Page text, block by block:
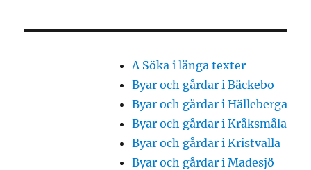
A Söka i långa texter
Byar och gårdar i Bäckebo
Byar och gårdar i Hälleberga
Byar och gårdar i Kråksmåla
Byar och gårdar i Kristvalla
Byar och gårdar i Madesjö